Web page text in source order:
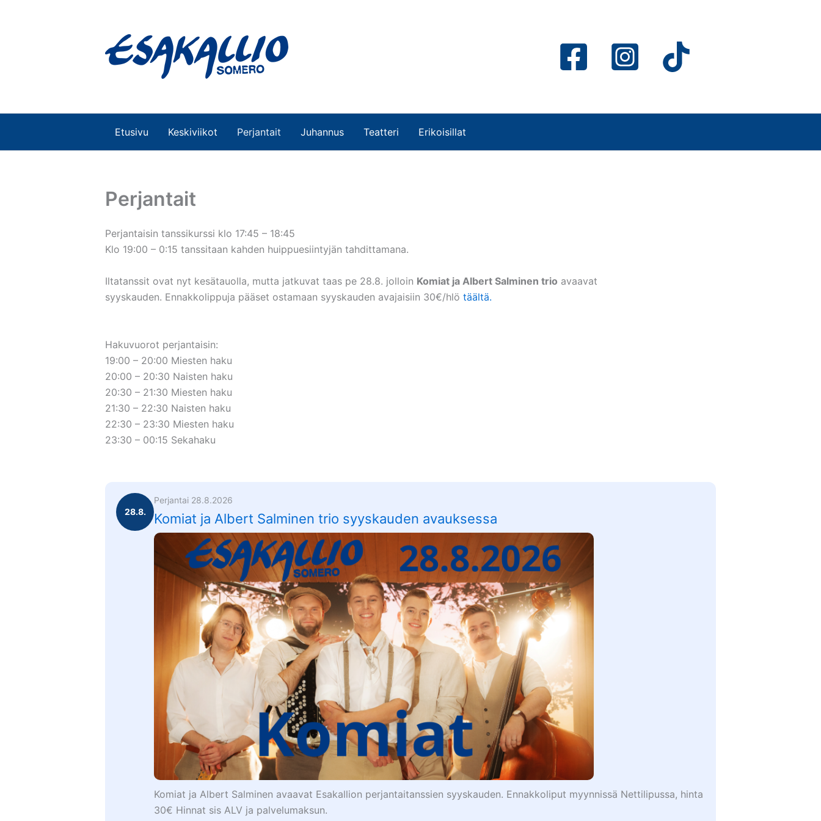
Etusivu Keskiviikot Perjantait Juhannus Teatteri Erikoisillat
Perjantait
Perjantaisin tanssikurssi klo 17:45 – 18:45
Klo 19:00 – 0:15 tanssitaan kahden huippuesiintyjän tahdittamana.
Iltatanssit ovat nyt kesätauolla, mutta jatkuvat taas pe 28.8. jolloin Komiat ja Albert Salminen trio avaavat
syyskauden. Ennakkolippuja pääset ostamaan syyskauden avajaisiin 30€/hlö täältä.
Hakuvuorot perjantaisin:
19:00 – 20:00 Miesten haku
20:00 – 20:30 Naisten haku
20:30 – 21:30 Miesten haku
21:30 – 22:30 Naisten haku
22:30 – 23:30 Miesten haku
23:30 – 00:15 Sekahaku
28.8.
Perjantai 28.8.2026
Komiat ja Albert Salminen trio syyskauden avauksessa
Komiat ja Albert Salminen avaavat Esakallion perjantaitanssien syyskauden. Ennakkoliput myynnissä Nettilipussa, hinta
30€ Hinnat sis ALV ja palvelumaksun.